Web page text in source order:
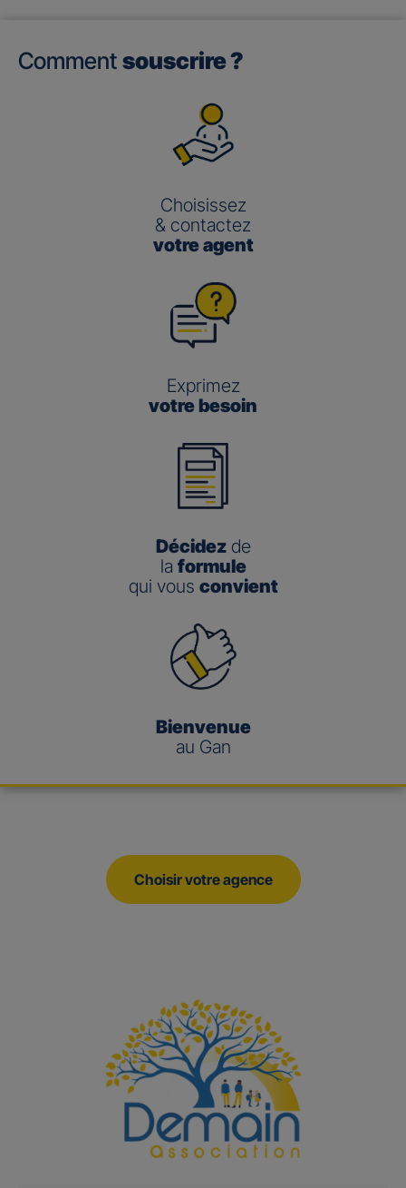
Comment souscrire ?
Choisissez
& contactez
votre agent
Exprimez
votre besoin
Décidezde
la formule
qui vous convient
Bienvenue
au Gan
Choisir votre agence